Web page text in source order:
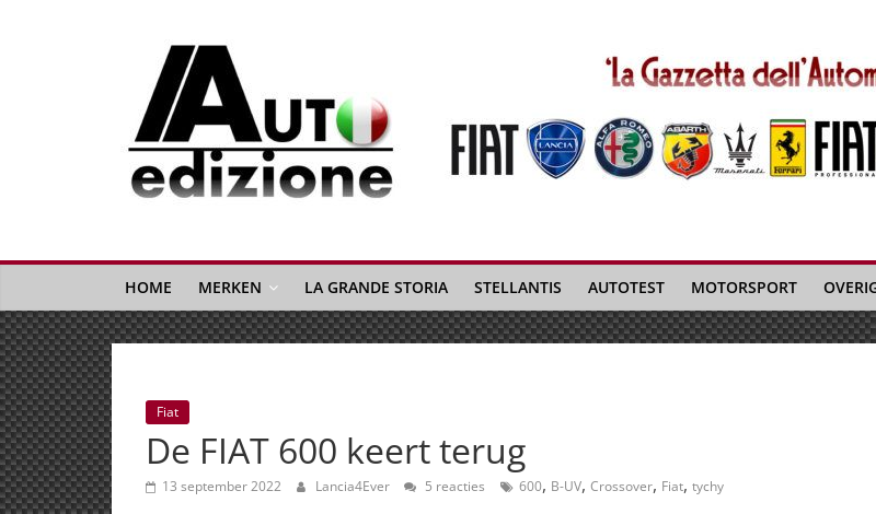
Auto
Edizione
La
Gazetta
dell'Automobile
Italiana
|
Italiaans
autonieuws
&
lifestyle
HOME MERKEN LA GRANDE STORIA STELLANTIS AUTOTEST MOTORSPORT
Fiat
De FIAT 600 keert terug
13 september 2022 Lancia4Ever 5 reacties 600, B-UV, Crossover, Fiat, tychy